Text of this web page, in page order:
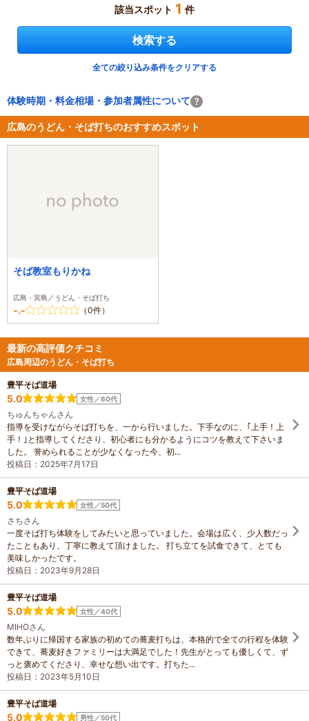
該当スポット 1 件
検索する
全ての絞り込み条件をクリアする
体験時期・料金相場・参加者属性について
広島のうどん・そば打ちのおすすめスポット
そば教室もりかね
広島・宮島／うどん・そば打ち
-.- （0件）
最新の高評価クチコミ
広島周辺のうどん・そば打ち
豊平そば道場
5.0 女性／60代
ちゅんちゃんさん
指導を受けながらそば打ちを、一から行いました。下手なのに、｢上手！上
手！｣と指導してくださり、初心者にも分かるようにコツを教えて下さいま
した。 誉められることが少なくなった今、初...
投稿日：2025年7月17日
豊平そば道場
5.0 女性／50代
さちさん
一度そば打ち体験をしてみたいと思っていました。会場は広く、少人数だっ
たこともあり、丁寧に教えて頂けました。 打ち立てを試食できて、とても
美味しかったです。
投稿日：2023年9月28日
豊平そば道場
5.0 女性／40代
MIHOさん
数年ぶりに帰国する家族の初めての蕎麦打ちは、本格的で全ての行程を体験
できて、蕎麦好きファミリーは大満足でした！先生がとっても優しくて、ず
っと褒めてくださり、幸せな想い出です。打ちた...
投稿日：2023年5月10日
豊平そば道場
5.0 男性／50代